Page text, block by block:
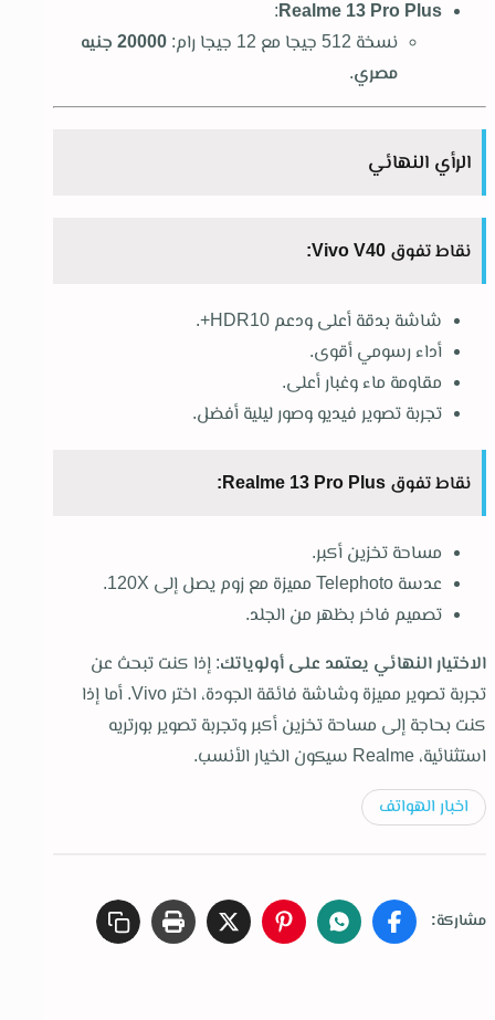
Realme 13 Pro Plus
:
نسخة 512 جيجا مع 12 جيجا رام:
20000 جنيه
مصري.
الرأي النهائي
نقاط تفوق Vivo V40:
شاشة بدقة أعلى ودعم HDR10+.
أداء رسومي أقوى.
مقاومة ماء وغبار أعلى.
تجربة تصوير فيديو وصور ليلية أفضل.
نقاط تفوق Realme 13 Pro Plus:
مساحة تخزين أكبر.
عدسة Telephoto مميزة مع زوم يصل إلى 120X.
تصميم فاخر بظهر من الجلد.
الاختيار النهائي يعتمد على أولوياتك: إذا كنت تبحث عن
تجربة تصوير مميزة وشاشة فائقة الجودة، اختر Vivo. أما إذا
كنت بحاجة إلى مساحة تخزين أكبر وتجربة تصوير بورتريه
استثنائية، Realme سيكون الخيار الأنسب.
اخبار الهواتف